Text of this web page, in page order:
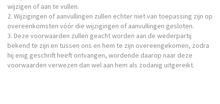
wijzigen of aan te vullen.
2. Wijzigingen of aanvullingen zullen echter niet van toepassing zijn op
overeenkomsten vóór die wijzigingen of aanvullingen gesloten.
3. Deze voorwaarden zullen geacht worden aan de wederpartij
bekend te zijn en tussen ons en hem te zijn overeengekomen, zodra
hij enig geschrift heeft ontvangen, wordende daarop naar deze
voorwaarden verwezen dan wel aan hem als zodanig uitgereikt.